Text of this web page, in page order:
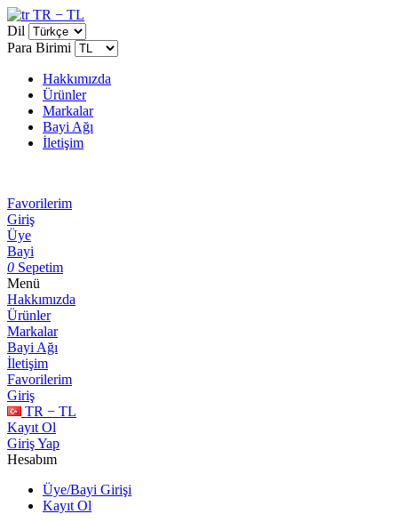
TR − TL
Dil
Para Birimi
Hakkımızda
Ürünler
Markalar
Bayi Ağı
İletişim
Favorilerim
Giriş
Üye
Bayi
0 Sepetim
Menü
Hakkımızda
Ürünler
Markalar
Bayi Ağı
İletişim
Favorilerim
Giriş
TR − TL
Kayıt Ol
Giriş Yap
Hesabım
Üye/Bayi Girişi
Kayıt Ol